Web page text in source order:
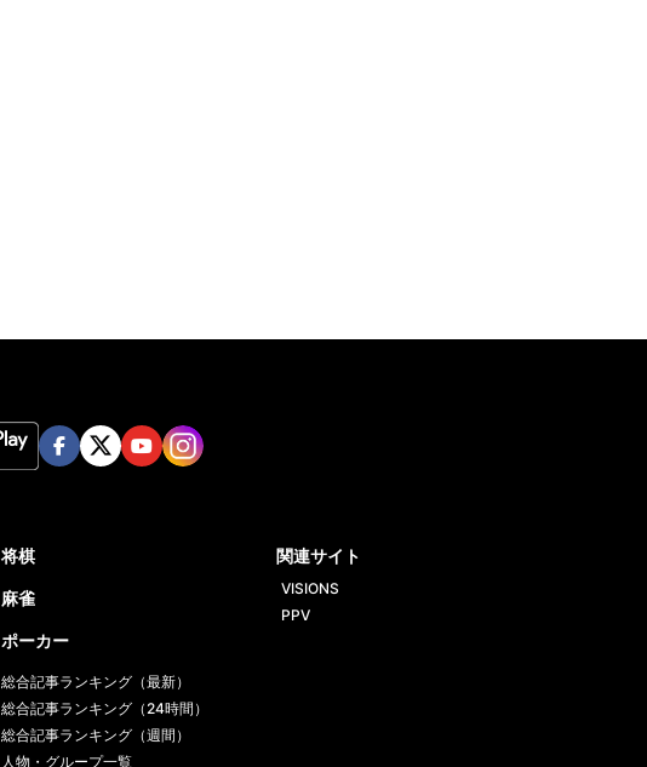
将棋
麻雀
ポーカー
総合記事ランキング（最新）
総合記事ランキング（24時間）
総合記事ランキング（週間）
人物・グループ一覧
関連サイト
VISIONS
PPV